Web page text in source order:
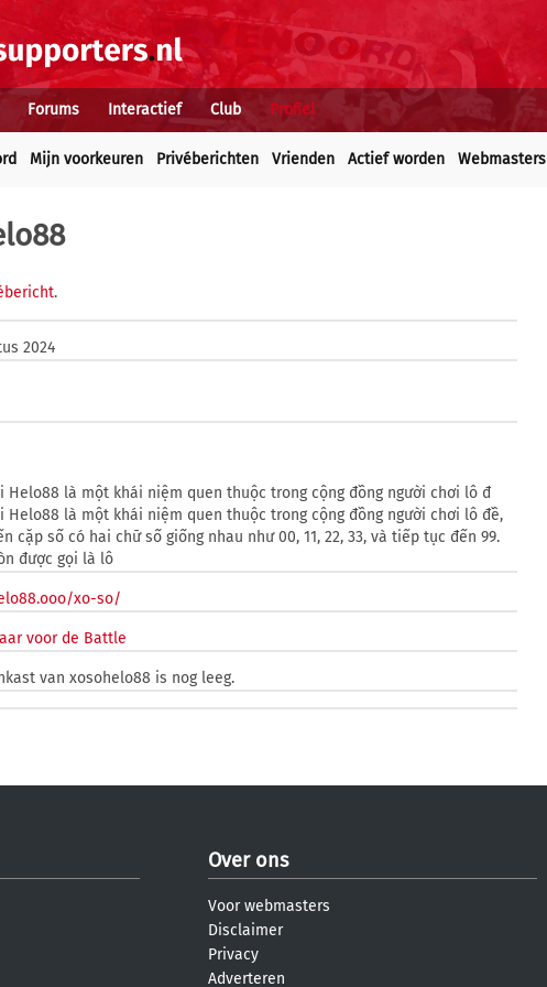
Forums Interactief Club Profiel
Mijn voorkeuren Privéberichten Vrienden Actief worden Webmasters
.
2024
Helo88 là một khái niệm quen thuộc trong cộng đồng người chơi lô đ
Helo88 là một khái niệm quen thuộc trong cộng đồng người chơi lô đề,
cặp số có hai chữ số giống nhau như 00, 11, 22, 33, và tiếp tục đến 99.
được gọi là lô
xo-so/
voor de Battle
van xosohelo88 is nog leeg.
Over ons
Voor webmasters
Disclaimer
Privacy
Adverteren